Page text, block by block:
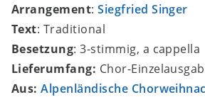
Arrangement:Siegfried Singer
Text: Traditional
Besetzung: 3-stimmig, a cappella
Lieferumfang: Chor-
Aus:Alpenländische